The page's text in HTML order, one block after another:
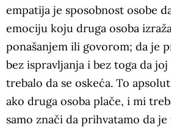
empatija je sposobnost osobe
emociju koju druga osoba
ponašanjem ili govorom; da je
bez ispravljanja i bez toga da
trebalo da se oskeća. To
ako druga osoba plače, i mi
samo znači da prihvatamo da je